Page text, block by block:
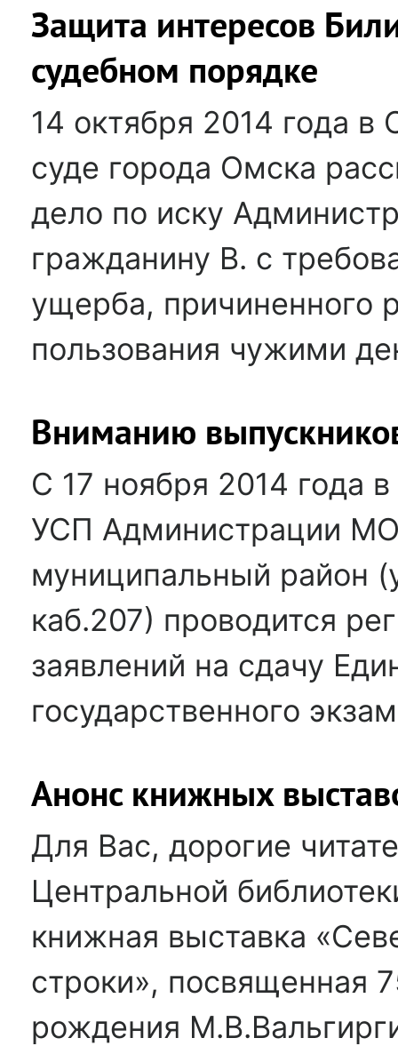
Защита интересов
судебном порядке
14 октября 2014 года
суде города Омска
дело по иску
гражданину В. с
ущерба, причиненного
пользования чужими
Вниманию
С 17 ноября 2014 года
УСП Администрации
муниципальный район
каб.207) проводится
заявлений на сдачу
государственного
Анонс книжных
Для Вас, дорогие
Центральной
книжная выставка
строки», посвященная
рождения